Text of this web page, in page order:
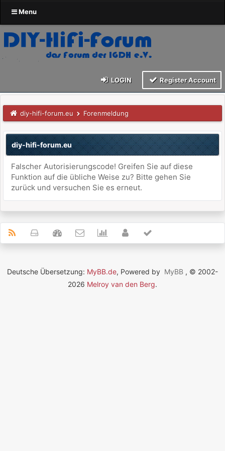
Menu
LOGIN Register Account
diy-hifi-forum.eu Forenmeldung
diy-hifi-forum.eu
Falscher Autorisierungscode! Greifen Sie auf diese
Funktion auf die übliche Weise zu? Bitte gehen Sie
zurück und versuchen Sie es erneut.
Deutsche Übersetzung: MyBB.de, Powered by MyBB , © 2002-
2026 Melroy van den Berg.